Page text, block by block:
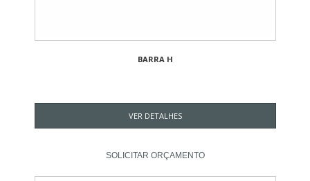
BARRA H
VER DETALHES
SOLICITAR ORÇAMENTO